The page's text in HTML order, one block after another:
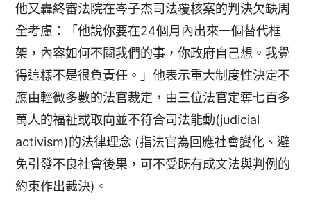
他又轟終審法院在岑子杰司法覆核案的判決欠缺周
全考慮：「他說你要在24個月內出來一個替代框
架，內容如何不關我們的事，你政府自己想。我覺
得這樣不是很負責任。」他表示重大制度性決定不
應由輕微多數的法官裁定，由三位法官定奪七百多
萬人的福祉或取向並不符合司法能動(judicial
activism)的法律理念 (指法官為回應社會變化、避
免引發不良社會後果，可不受既有成文法與判例的
約束作出裁決)。